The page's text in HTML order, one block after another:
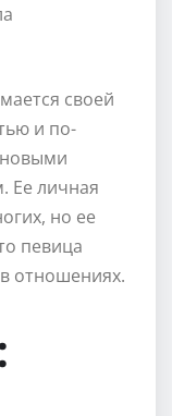
своей
и по-
Ее личная
но ее
певица
отношениях.